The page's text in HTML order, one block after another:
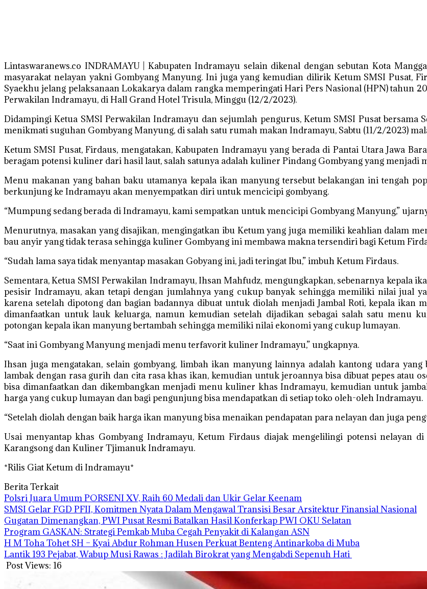
Lintaswaranews.co INDRAMAYU | Kabupaten Indramayu selain dikenal dengan sebutan Kota
masyarakat nelayan yakni Gombyang Manyung. Ini juga yang kemudian dilirik Ketum SMSI Pusat,
Syaekhu jelang pelaksanaan Lokakarya dalam rangka memperingati Hari Pers Nasional (HPN) tahun
Perwakilan Indramayu, di Hall Grand Hotel Trisula, Minggu (12/2/2023).
Didampingi Ketua SMSI Perwakilan Indramayu dan sejumlah pengurus, Ketum SMSI Pusat bersama
menikmati suguhan Gombyang Manyung, di salah satu rumah makan Indramayu, Sabtu (11/2/2023)
Ketum SMSI Pusat, Firdaus, mengatakan, Kabupaten Indramayu yang berada di Pantai Utara Jawa
beragam potensi kuliner dari hasil laut, salah satunya adalah kuliner Pindang Gombyang yang menjadi
Menu makanan yang bahan baku utamanya kepala ikan manyung tersebut belakangan ini tengah
berkunjung ke Indramayu akan menyempatkan diri untuk mencicipi gombyang.
“Mumpung sedang berada di Indramayu, kami sempatkan untuk mencicipi Gombyang Manyung,”
Menurutnya, masakan yang disajikan, mengingatkan ibu Ketum yang juga memiliki keahlian dalam
bau anyir yang tidak terasa sehingga kuliner Gombyang ini membawa makna tersendiri bagi Ketum
“Sudah lama saya tidak menyantap masakan Gobyang ini, jadi teringat Ibu,” imbuh Ketum Firdaus.
Sementara, Ketua SMSI Perwakilan Indramayu, Ihsan Mahfudz, mengungkapkan, sebenarnya kepala
pesisir Indramayu, akan tetapi dengan jumlahnya yang cukup banyak sehingga memiliki nilai jual
karena setelah dipotong dan bagian badannya dibuat untuk diolah menjadi Jambal Roti, kepala ikan
dimanfaatkan untuk lauk keluarga, namun kemudian setelah dijadikan sebagai salah satu menu
potongan kepala ikan manyung bertambah sehingga memiliki nilai ekonomi yang cukup lumayan.
“Saat ini Gombyang Manyung menjadi menu terfavorit kuliner Indramayu,” ungkapnya.
Ihsan juga mengatakan, selain gombyang, limbah ikan manyung lainnya adalah kantong udara
lambak dengan rasa gurih dan cita rasa khas ikan, kemudian untuk jeroannya bisa dibuat pepes atau
bisa dimanfaatkan dan dikembangkan menjadi menu kuliner khas Indramayu, kemudian untuk
harga yang cukup lumayan dan bagi pengunjung bisa mendapatkan di setiap toko oleh-oleh Indramayu.
“Setelah diolah dengan baik harga ikan manyung bisa menaikan pendapatan para nelayan dan juga
Usai menyantap khas Gombyang Indramayu, Ketum Firdaus diajak mengelilingi potensi nelayan
Karangsong dan Kuliner Tjimanuk Indramayu.
*Rilis Giat Ketum di Indramayu*
Berita Terkait
Polsri Juara Umum PORSENI XV, Raih 60 Medali dan Ukir Gelar Keenam
SMSI Gelar FGD PFII, Komitmen Nyata Dalam Mengawal Transisi Besar Arsitektur Finansial Nasional
Gugatan Dimenangkan, PWI Pusat Resmi Batalkan Hasil Konferkap PWI OKU Selatan
Program GASKAN: Strategi Pemkab Muba Cegah Penyakit di Kalangan ASN
H M Toha Tohet SH – Kyai Abdur Rohman Husen Perkuat Benteng Antinarkoba di Muba
‎Lantik 193 Pejabat, Wabup Musi Rawas : Jadilah Birokrat yang Mengabdi Sepenuh Hati
Post Views: 16